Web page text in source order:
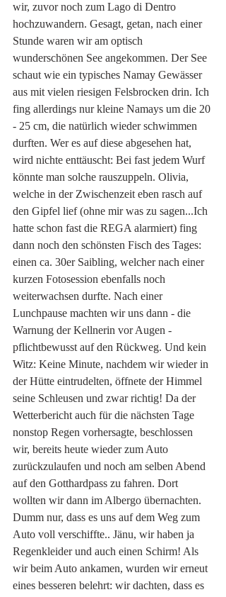
wir, zuvor noch zum Lago di Dentro
hochzuwandern. Gesagt, getan, nach einer
Stunde waren wir am optisch
wunderschönen See angekommen. Der See
schaut wie ein typisches Namay Gewässer
aus mit vielen riesigen Felsbrocken drin. Ich
fing allerdings nur kleine Namays um die 20
- 25 cm, die natürlich wieder schwimmen
durften. Wer es auf diese abgesehen hat,
wird nichte enttäuscht: Bei fast jedem Wurf
könnte man solche rauszuppeln. Olivia,
welche in der Zwischenzeit eben rasch auf
den Gipfel lief (ohne mir was zu sagen...Ich
hatte schon fast die REGA alarmiert) fing
dann noch den schönsten Fisch des Tages:
einen ca. 30er Saibling, welcher nach einer
kurzen Fotosession ebenfalls noch
weiterwachsen durfte. Nach einer
Lunchpause machten wir uns dann - die
Warnung der Kellnerin vor Augen -
pflichtbewusst auf den Rückweg. Und kein
Witz: Keine Minute, nachdem wir wieder in
der Hütte eintrudelten, öffnete der Himmel
seine Schleusen und zwar richtig! Da der
Wetterbericht auch für die nächsten Tage
nonstop Regen vorhersagte, beschlossen
wir, bereits heute wieder zum Auto
zurückzulaufen und noch am selben Abend
auf den Gotthardpass zu fahren. Dort
wollten wir dann im Albergo übernachten.
Dumm nur, dass es uns auf dem Weg zum
Auto voll verschiffte.. Jänu, wir haben ja
Regenkleider und auch einen Schirm! Als
wir beim Auto ankamen, wurden wir erneut
eines besseren belehrt: wir dachten, dass es